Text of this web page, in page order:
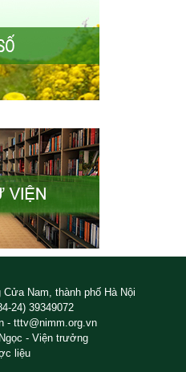
Nam, thành phố Hà Nội
24) 39349072
- tttv@nimm.org.vn
- Viện trưởng
liệu